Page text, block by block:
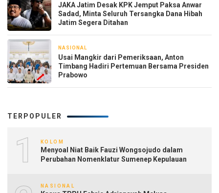
JAKA Jatim Desak KPK Jemput Paksa Anwar
Sadad, Minta Seluruh Tersangka Dana Hibah
Jatim Segera Ditahan
NASIONAL
Usai Mangkir dari Pemeriksaan, Anton
Timbang Hadiri Pertemuan Bersama Presiden
Prabowo
TERPOPULER
1 KOLOM
Menyoal Niat Baik Fauzi Wongsojudo dalam
Perubahan Nomenklatur Sumenep Kepulauan
NASIONAL